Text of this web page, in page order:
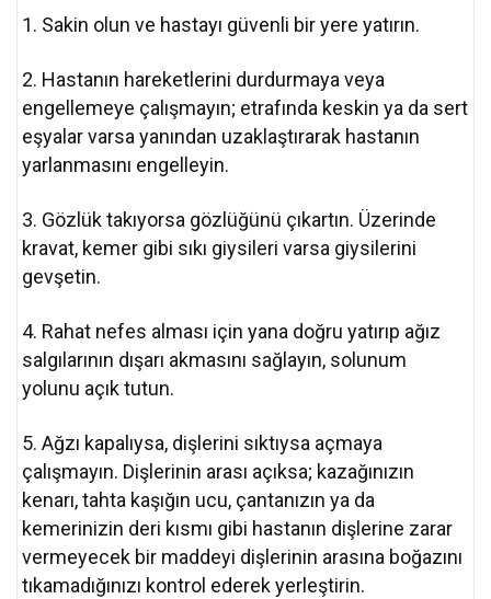
1. Sakin olun ve hastayı güvenli bir yere yatırın.
2. Hastanın hareketlerini durdurmaya veya
engellemeye çalışmayın; etrafında keskin ya da sert
eşyalar varsa yanından uzaklaştırarak hastanın
yarlanmasını engelleyin.
3. Gözlük takıyorsa gözlüğünü çıkartın. Üzerinde
kravat, kemer gibi sıkı giysileri varsa giysilerini
gevşetin.
4. Rahat nefes alması için yana doğru yatırıp ağız
salgılarının dışarı akmasını sağlayın, solunum
yolunu açık tutun.
5. Ağzı kapalıysa, dişlerini sıktıysa açmaya
çalışmayın. Dişlerinin arası açıksa; kazağınızın
kenarı, tahta kaşığın ucu, çantanızın ya da
kemerinizin deri kısmı gibi hastanın dişlerine zarar
vermeyecek bir maddeyi dişlerinin arasına boğazını
tıkamadığınızı kontrol ederek yerleştirin.